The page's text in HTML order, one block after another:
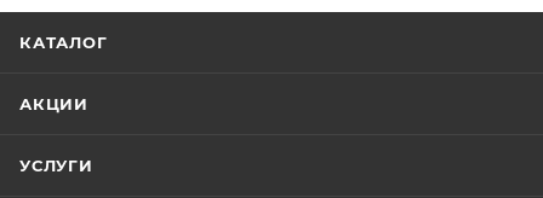
КАТАЛОГ
АКЦИИ
УСЛУГИ